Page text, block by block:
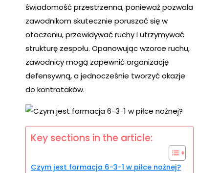
świadomość przestrzenna, ponieważ pozwala
zawodnikom skutecznie poruszać się w
otoczeniu, przewidywać ruchy i utrzymywać
strukturę zespołu. Opanowując wzorce ruchu,
zawodnicy mogą zapewnić organizację
defensywną, a jednocześnie tworzyć okazje
do kontrataków.
Key sections in the article:
Czym jest formacja 6-3-1 w piłce nożnej?